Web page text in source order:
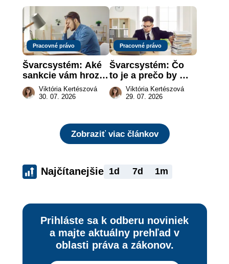
Pracovné právo
Švarcsystém: Aké
sankcie vám hrozia
a prečo nestačí
zaplatiť pokutu?
Viktória Kertészová
30. 07. 2026
Pracovné právo
Švarcsystém: Čo
to je a prečo by
vás to malo
zaujímať
Viktória Kertészová
29. 07. 2026
Zobraziť viac článkov
Najčítanejšie 1d 7d 1m
Prihláste sa k odberu noviniek
a majte aktuálny prehľad v
oblasti práva a zákonov.